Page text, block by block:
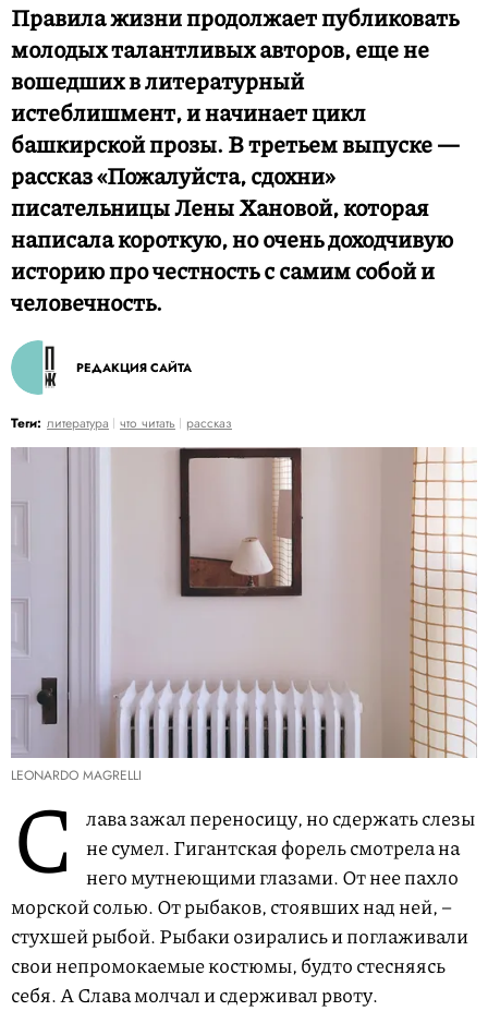
Правила жизни продолжает публиковать
молодых талантливых авторов, еще не
вошедших в литературный
истеблишмент, и начинает цикл
башкирской прозы. В третьем выпуске —
рассказ «Пожалуйста, сдохни»
писательницы Лены Хановой, которая
написала короткую, но очень доходчивую
историю про честность с самим собой и
человечность.
РЕДАКЦИЯ САЙТА
Теги: литература что читать рассказ
LEONARDO MAGRELLI
С
лава зажал переносицу, но сдержать слезы
не сумел. Гигантская форель смотрела на
него мутнеющими глазами. От нее пахло
морской солью. От рыбаков, стоявших над ней, –
стухшей рыбой. Рыбаки озирались и поглаживали
свои непромокаемые костюмы, будто стесняясь
себя. А Слава молчал и сдерживал рвоту.